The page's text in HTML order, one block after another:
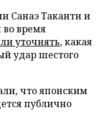
Санаэ Такаити и
время
уточнять, какая
удар шестого
что японским
публично